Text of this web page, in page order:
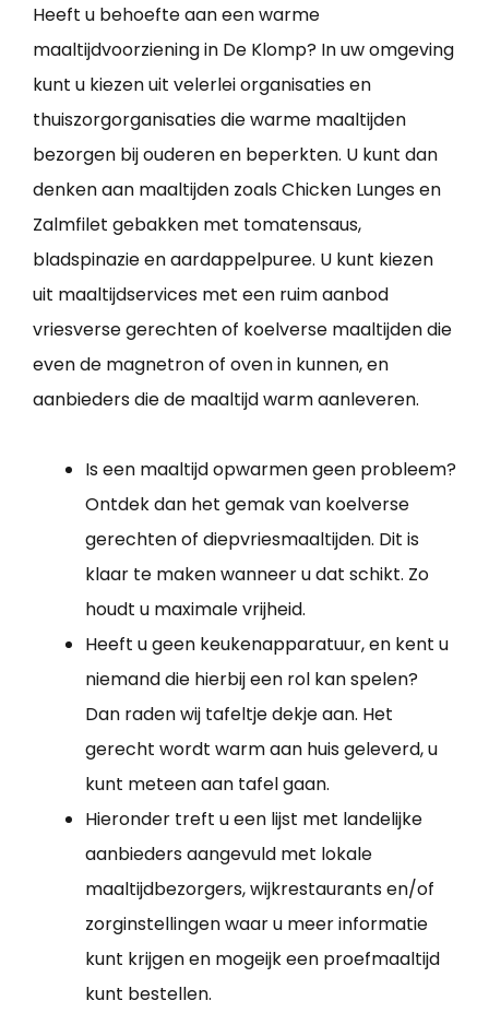
Heeft u behoefte aan een warme
maaltijdvoorziening in De Klomp? In uw omgeving
kunt u kiezen uit velerlei organisaties en
thuiszorgorganisaties die warme maaltijden
bezorgen bij ouderen en beperkten. U kunt dan
denken aan maaltijden zoals Chicken Lunges en
Zalmfilet gebakken met tomatensaus,
bladspinazie en aardappelpuree. U kunt kiezen
uit maaltijdservices met een ruim aanbod
vriesverse gerechten of koelverse maaltijden die
even de magnetron of oven in kunnen, en
aanbieders die de maaltijd warm aanleveren.
Is een maaltijd opwarmen geen probleem?
Ontdek dan het gemak van koelverse
gerechten of diepvriesmaaltijden. Dit is
klaar te maken wanneer u dat schikt. Zo
houdt u maximale vrijheid.
Heeft u geen keukenapparatuur, en kent u
niemand die hierbij een rol kan spelen?
Dan raden wij tafeltje dekje aan. Het
gerecht wordt warm aan huis geleverd, u
kunt meteen aan tafel gaan.
Hieronder treft u een lijst met landelijke
aanbieders aangevuld met lokale
maaltijdbezorgers, wijkrestaurants en/of
zorginstellingen waar u meer informatie
kunt krijgen en mogeijk een proefmaaltijd
kunt bestellen.